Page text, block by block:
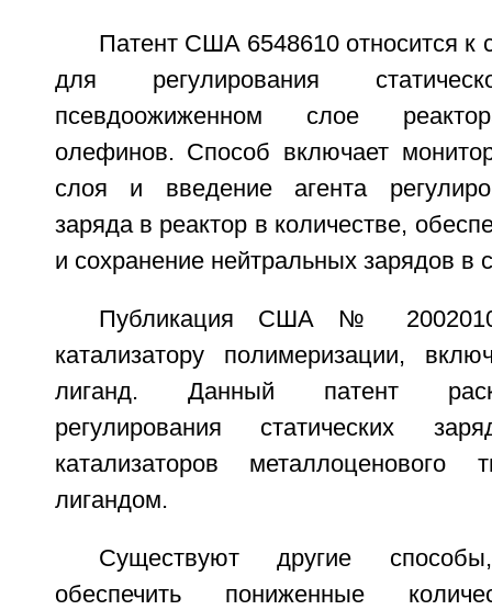
Патент США 6548610 относится к
для регулирования
псевдоожиженном слое
олефинов. Способ включает
слоя и введение агента
заряда в реактор в количестве,
и сохранение нейтральных зарядов в
Публикация США №
катализатору полимеризации,
лиганд. Данный патент
регулирования статических
катализаторов
лигандом.
Существуют другие
обеспечить пониженные